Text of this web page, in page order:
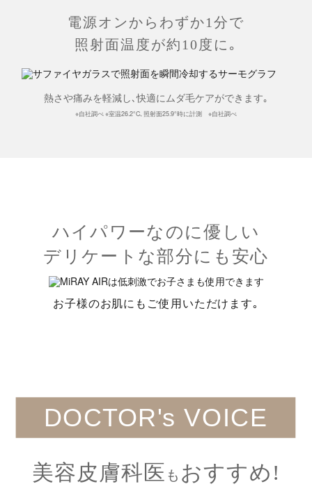
電源オンからわずか1分で
照射面温度が約10度に｡
熱さや痛みを軽減し､快適にムダ毛ケアができます｡
※自社調べ ※室温26.2°C､照射面25.9°時に計測 ※自社調べ
ハイパワーなのに優しい
デリケートな部分にも安心
お子様のお肌にもご使用いただけます｡
DOCTOR's VOICE
美容皮膚科医 も おすすめ!